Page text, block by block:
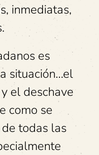
inmediatas,
es
situación…el
el deschave
como se
todas las